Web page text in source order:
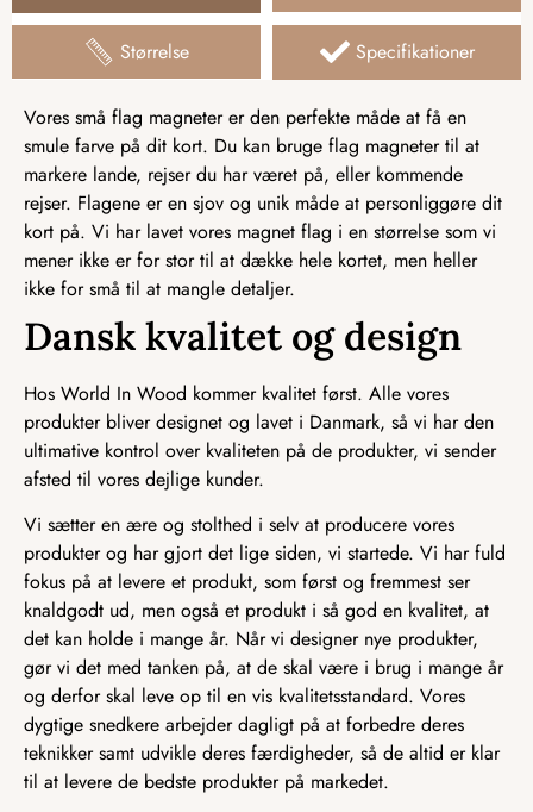
Størrelse Specifikationer
Vores små flag magneter er den perfekte måde at få en
smule farve på dit kort. Du kan bruge flag magneter til at
markere lande, rejser du har været på, eller kommende
rejser. Flagene er en sjov og unik måde at personliggøre dit
kort på. Vi har lavet vores magnet flag i en størrelse som vi
mener ikke er for stor til at dække hele kortet, men heller
ikke for små til at mangle detaljer.
Dansk kvalitet og design
Hos World In Wood kommer kvalitet først. Alle vores
produkter bliver designet og lavet i Danmark, så vi har den
ultimative kontrol over kvaliteten på de produkter, vi sender
afsted til vores dejlige kunder.
Vi sætter en ære og stolthed i selv at producere vores
produkter og har gjort det lige siden, vi startede. Vi har fuld
fokus på at levere et produkt, som først og fremmest ser
knaldgodt ud, men også et produkt i så god en kvalitet, at
det kan holde i mange år. Når vi designer nye produkter,
gør vi det med tanken på, at de skal være i brug i mange år
og derfor skal leve op til en vis kvalitetsstandard. Vores
dygtige snedkere arbejder dagligt på at forbedre deres
teknikker samt udvikle deres færdigheder, så de altid er klar
til at levere de bedste produkter på markedet.